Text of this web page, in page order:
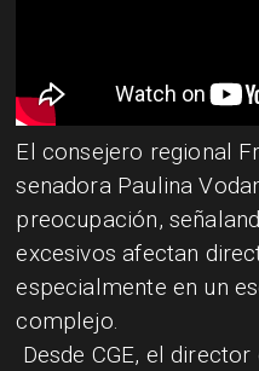
​El consejero regional
senadora Paulina
preocupación,
excesivos afectan
especialmente en un
complejo.
Desde CGE, el